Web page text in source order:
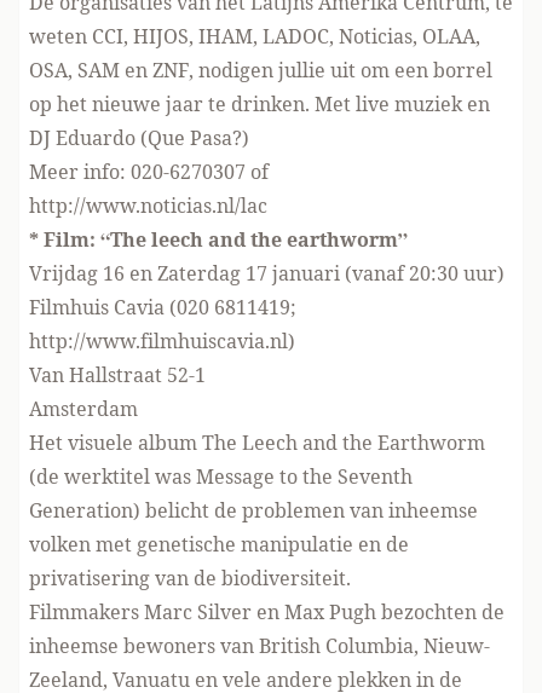
weten CCI, HIJOS, IHAM, LADOC, Noticias, OLAA,
OSA, SAM en ZNF, nodigen jullie uit om een borrel
op het nieuwe jaar te drinken. Met live muziek en
DJ Eduardo (Que Pasa?)
Meer info: 020-6270307 of
http://www.noticias.nl/lac
* Film: “The leech and the earthworm”
Vrijdag 16 en Zaterdag 17 januari (vanaf 20:30 uur)
Filmhuis Cavia (020 6811419;
http://www.filmhuiscavia.nl)
Van Hallstraat 52-1
Amsterdam
Het visuele album The Leech and the Earthworm
(de werktitel was Message to the Seventh
Generation) belicht de problemen van inheemse
volken met genetische manipulatie en de
privatisering van de biodiversiteit.
Filmmakers Marc Silver en Max Pugh bezochten de
inheemse bewoners van British Columbia, Nieuw-
Zeeland, Vanuatu en vele andere plekken in de